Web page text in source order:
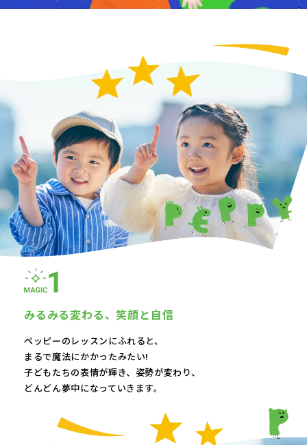
みるみる変わる、笑顔と自信
ペッピーのレッスンにふれると、
まるで魔法にかかったみたい!
子どもたちの表情が輝き、 姿勢が変わり、
どんどん夢中になっていきます。